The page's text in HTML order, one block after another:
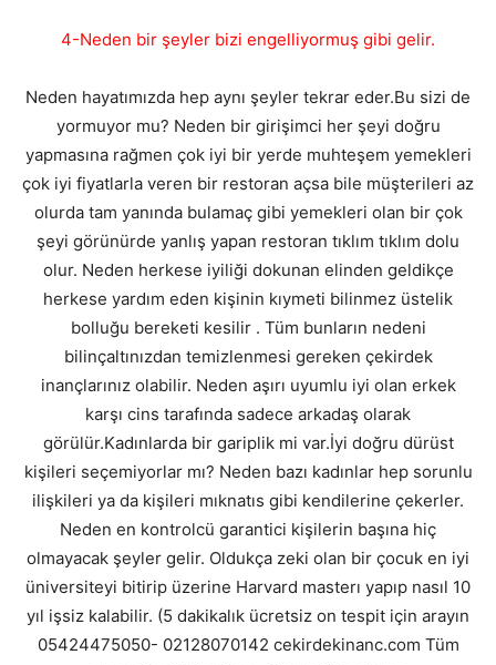
4-Neden bir şeyler bizi engelliyormuş gibi gelir.
Neden hayatımızda hep aynı şeyler tekrar eder.Bu sizi de
yormuyor mu? Neden bir girişimci her şeyi doğru
yapmasına rağmen çok iyi bir yerde muhteşem yemekleri
çok iyi fiyatlarla veren bir restoran açsa bile müşterileri az
olurda tam yanında bulamaç gibi yemekleri olan bir çok
şeyi görünürde yanlış yapan restoran tıklım tıklım dolu
olur. Neden herkese iyiliği dokunan elinden geldikçe
herkese yardım eden kişinin kıymeti bilinmez üstelik
bolluğu bereketi kesilir . Tüm bunların nedeni
bilinçaltınızdan temizlenmesi gereken çekirdek
inançlarınız olabilir. Neden aşırı uyumlu iyi olan erkek
karşı cins tarafında sadece arkadaş olarak
görülür.Kadınlarda bir gariplik mi var.İyi doğru dürüst
kişileri seçemiyorlar mı? Neden bazı kadınlar hep sorunlu
ilişkileri ya da kişileri mıknatıs gibi kendilerine çekerler.
Neden en kontrolcü garantici kişilerin başına hiç
olmayacak şeyler gelir. Oldukça zeki olan bir çocuk en iyi
üniversiteyi bitirip üzerine Harvard masterı yapıp nasıl 10
yıl işsiz kalabilir. (5 dakikalık ücretsiz on tespit için arayın
05424475050- 02128070142 cekirdekinanc.com Tüm